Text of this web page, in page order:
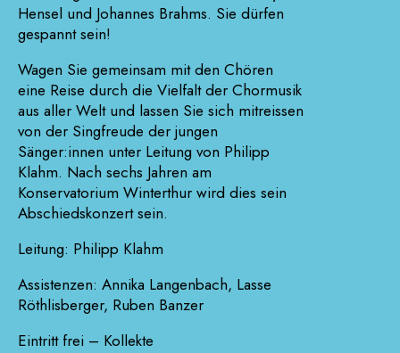
Hensel und Johannes Brahms. Sie dürfen
gespannt sein!
Wagen Sie gemeinsam mit den Chören
eine Reise durch die Vielfalt der Chormusik
aus aller Welt und lassen Sie sich mitreissen
von der Singfreude der jungen
Sänger:innen unter Leitung von Philipp
Klahm. Nach sechs Jahren am
Konservatorium Winterthur wird dies sein
Abschiedskonzert sein.
Leitung: Philipp Klahm
Assistenzen: Annika Langenbach, Lasse
Röthlisberger, Ruben Banzer
Eintritt frei – Kollekte